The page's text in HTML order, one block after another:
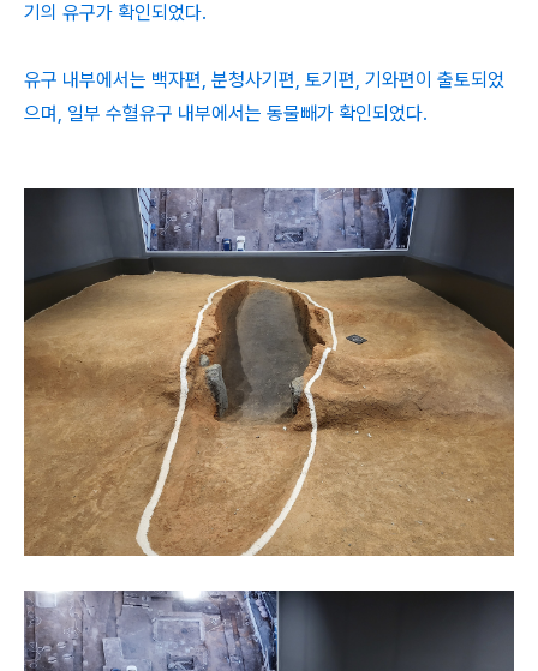
기의 유구가 확인되었다.
유구 내부에서는 백자편, 분청사기편, 토기편, 기와편이 출토되었
으며, 일부 수혈유구 내부에서는 동물빼가 확인되었다.